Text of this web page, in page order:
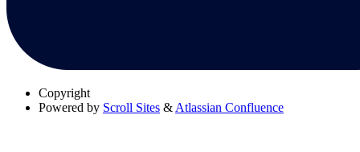
Copyright
Powered by Scroll Sites & Atlassian Confluence